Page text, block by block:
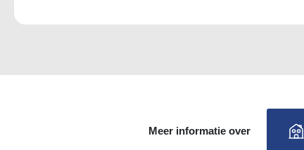
Meer informatie over